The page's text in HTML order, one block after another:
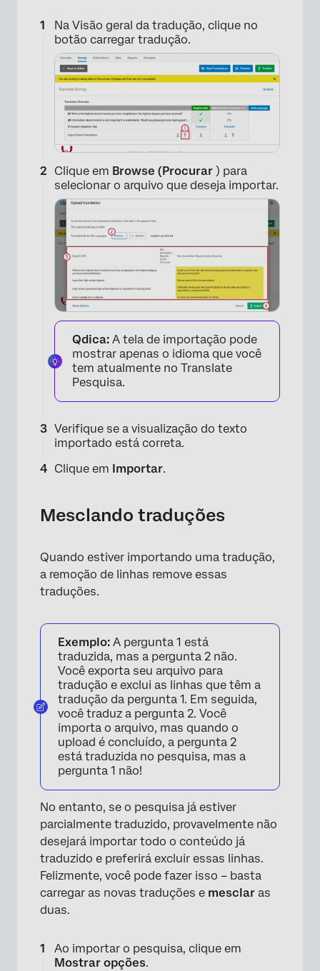
×
×
Na Visão geral da tradução, clique no
botão carregar tradução.
×
Clique em Browse (Procurar ) para
selecionar o arquivo que deseja importar.
Qdica: A tela de importação pode
mostrar apenas o idioma que você
tem atualmente no Translate
Pesquisa.
Verifique se a visualização do texto
importado está correta.
Clique em Importar.
Mesclando traduções
Quando estiver importando uma tradução,
a remoção de linhas remove essas
traduções.
Exemplo: A pergunta 1 está
traduzida, mas a pergunta 2 não.
Você exporta seu arquivo para
tradução e exclui as linhas que têm a
tradução da pergunta 1. Em seguida,
você traduz a pergunta 2. Você
importa o arquivo, mas quando o
upload é concluído, a pergunta 2
está traduzida no pesquisa, mas a
pergunta 1 não!
No entanto, se o pesquisa já estiver
parcialmente traduzido, provavelmente não
desejará importar todo o conteúdo já
traduzido e preferirá excluir essas linhas.
Felizmente, você pode fazer isso – basta
carregar as novas traduções e mesclar as
duas.
Ao importar o pesquisa, clique em
Mostrar opções.